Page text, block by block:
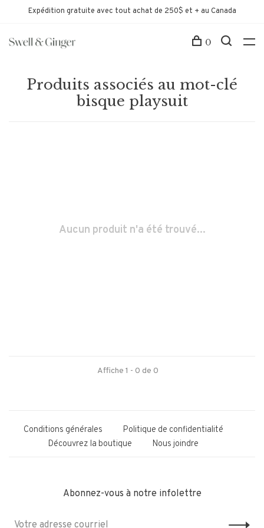
Expédition gratuite avec tout achat de 250$ et + au Canada
0
Produits associés au mot-clé
bisque playsuit
Aucun produit n'a été trouvé...
Affiche 1 - 0 de 0
Conditions générales
Politique de confidentialité
Découvrez la boutique
Nous joindre
Abonnez-vous à notre infolettre